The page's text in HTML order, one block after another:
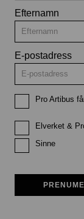
Efternamn
E-postadress
Pro Artibus
Elverket &
Sinne